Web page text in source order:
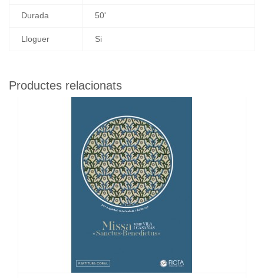
Durada 50'
Lloguer Si
Productes relacionats